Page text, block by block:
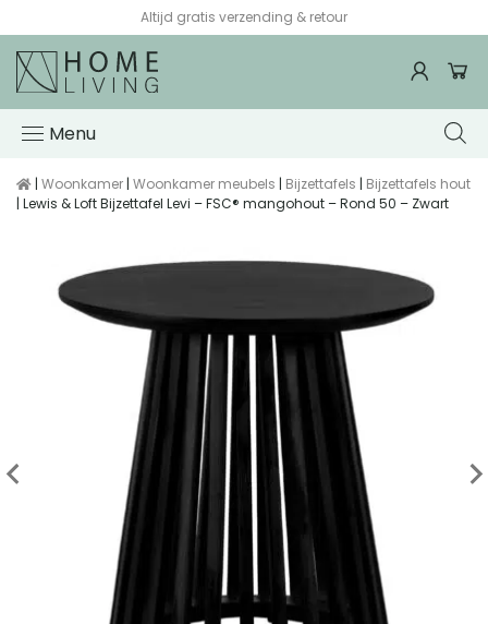
Altijd gratis verzending & retour
Menu
| Woonkamer | Woonkamer meubels | Bijzettafels | Bijzettafels hout
| Lewis & Loft Bijzettafel Levi – FSC® mangohout – Rond 50 – Zwart